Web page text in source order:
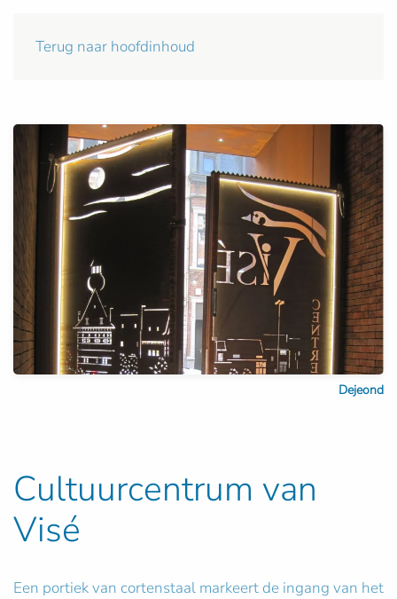
Terug naar hoofdinhoud
Dejeond
Cultuurcentrum van
Visé
Een portiek van cortenstaal markeert de ingang van het